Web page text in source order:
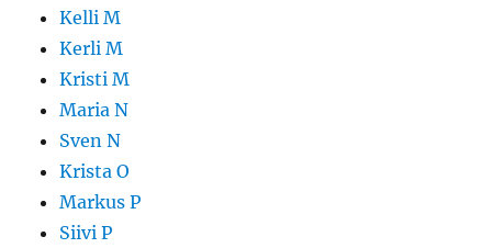
Kelli M
Kerli M
Kristi M
Maria N
Sven N
Krista O
Markus P
Siivi P